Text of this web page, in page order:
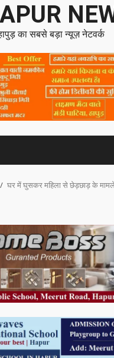
का सबसे बड़ा न्यूज़ नेटवर्क
घर में घुसकर महिला से छेड़छाड़ के